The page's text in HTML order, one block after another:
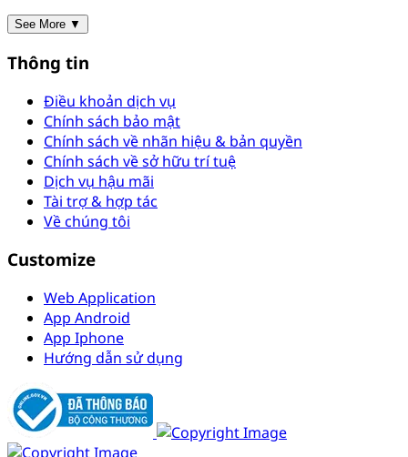
See More ▼
Thông tin
Điều khoản dịch vụ
Chính sách bảo mật
Chính sách về nhãn hiệu & bản quyền
Chính sách về sở hữu trí tuệ
Dịch vụ hậu mãi
Tài trợ & hợp tác
Về chúng tôi
Customize
Web Application
App Android
App Iphone
Hướng dẫn sử dụng